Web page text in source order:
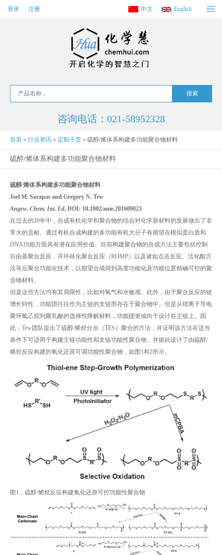
登录 注册 中文 English
咨询电话：021-58952328
首页 » 行业资讯 » 定制干货 » 硫醇/烯体系构建多功能聚合物材料
硫醇/烯体系构建多功能聚合物材料
硫醇/烯体系构建多功能聚合物材料
Joel M. Sarapas and Gregory N. Tew
Angew. Chem. Int. Ed, DOI: 10.1002/anie.201609023
在过去的20年中，合成有机化学和聚合物的结合对化学新材料的发展做出了非
常大的贡献。通过有机合成构建的多功能有机大分子有期望在模拟蛋白质和
DNA功能方面具有潜在应用价值。目前构建聚合物的合成方法主要包括控制
自由基聚合反应、开环歧化聚合反应（ROMP）以及诸如点击反应、活化酯方
法等后聚合功能化技术，以期望合成得到高度功能化及功能位置精确可控的聚
合物材料。
但是这些方法均有其局限性，比如对氧气和水敏感。此外，由于聚合反应的链
增长特性，功能团往往作为主链的支链而存在于聚合物中。但是从锂离子导电
聚环氧乙烷到聚乳酸的选择性降解材料，功能团更倾向于设计在主链上。因
此，Tew团队提出了硫醇/烯烃分步（TES）聚合的方法，并证明该方法在适当
条件下可适用于构建主链功能性和支链功能性聚合物。并据此设计了由硫醇/
烯烃反应构建的氧化还原可调功能性聚合物，如图1和2所示。
图1，硫醇/烯烃反应构建氧化还原可控功能性聚合物